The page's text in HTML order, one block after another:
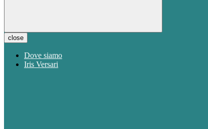
close
Dove siamo
Iris Versari